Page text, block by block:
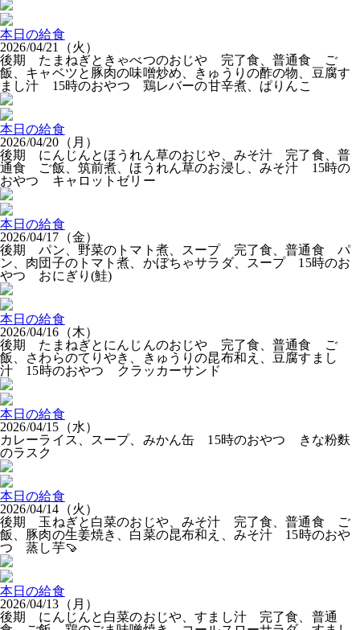
本日の給食
2026/04/21（火）
後期 たまねぎときゃべつのおじや 完了食、普通食 ご
飯、キャベツと豚肉の味噌炒め、きゅうりの酢の物、豆腐す
まし汁 15時のおやつ 鶏レバーの甘辛煮、ぱりんこ
本日の給食
2026/04/20（月）
後期 にんじんとほうれん草のおじや、みそ汁 完了食、普
通食 ご飯、筑前煮、ほうれん草のお浸し、みそ汁 15時の
おやつ キャロットゼリー
本日の給食
2026/04/17（金）
後期 パン、野菜のトマト煮、スープ 完了食、普通食 パ
ン、肉団子のトマト煮、かぼちゃサラダ、スープ 15時のお
やつ おにぎり(鮭)
本日の給食
2026/04/16（木）
後期 たまねぎとにんじんのおじや 完了食、普通食 ご
飯、さわらのてりやき、きゅうりの昆布和え、豆腐すまし
汁 15時のおやつ クラッカーサンド
本日の給食
2026/04/15（水）
カレーライス、スープ、みかん缶 15時のおやつ きな粉麩
のラスク
本日の給食
2026/04/14（火）
後期 玉ねぎと白菜のおじや、みそ汁 完了食、普通食 ご
飯、豚肉の生姜焼き、白菜の昆布和え、みそ汁 15時のおや
つ 蒸し芋🍠
本日の給食
2026/04/13（月）
後期 にんじんと白菜のおじや、すまし汁 完了食、普通